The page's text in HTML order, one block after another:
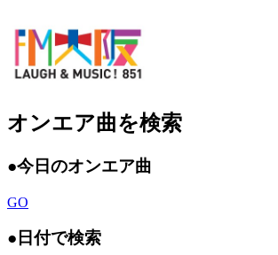
オンエア曲を検索
●今日のオンエア曲
GO
● 日付で検索